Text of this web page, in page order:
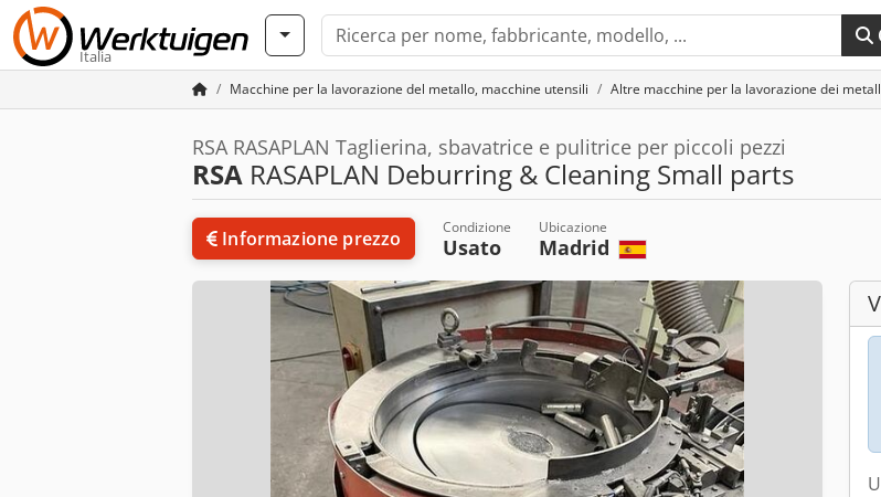
Italia
Macchine per la lavorazione del metallo, macchine utensili Altre macchine per la lavorazione dei
RSA RASAPLAN Taglierina, sbavatrice e pulitrice per piccoli pezzi
RSA RASAPLAN Deburring & Cleaning Small parts
Informazione prezzo Condizione
Usato
Ubicazione
Madrid